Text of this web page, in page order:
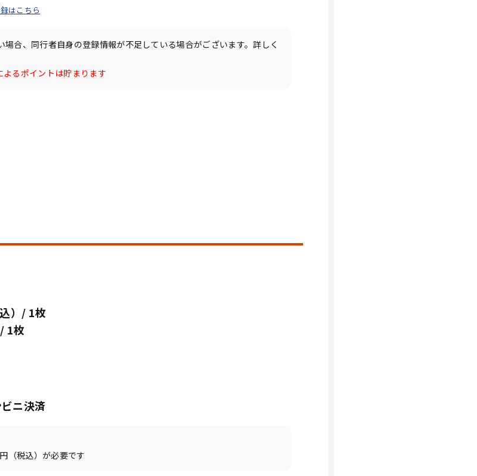
はこちら
合、同行者自身の登録情報が不足している場合がございます。詳しく
るポイントは貯まります
）/ 1枚
1枚
ニ決済
（税込）が必要です